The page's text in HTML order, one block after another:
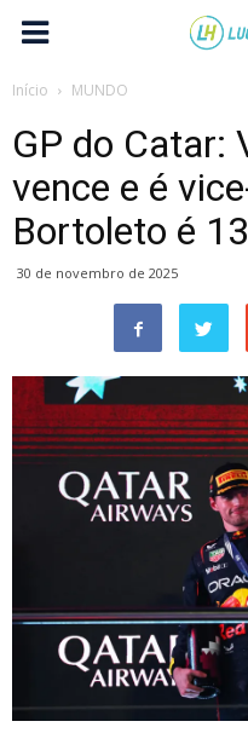
Início MUNDO
GP do Catar:
vence e é
Bortoleto é
30 de novembro de 2025